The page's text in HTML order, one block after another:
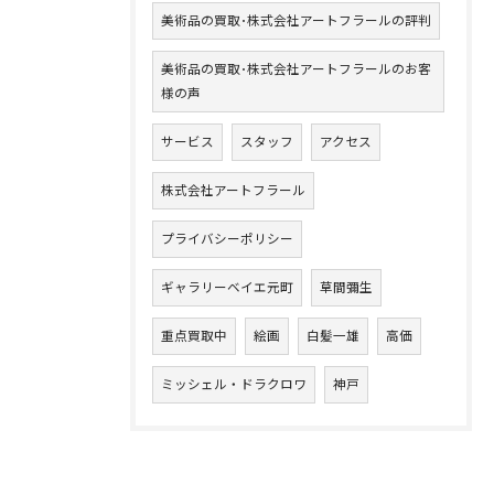
美術品の買取･株式会社アートフラールの評判
美術品の買取･株式会社アートフラールのお客
様の声
サービス スタッフ アクセス
株式会社アートフラール
プライバシーポリシー
ギャラリーベイエ元町 草間彌生
重点買取中 絵画 白髪一雄 高価
ミッシェル・ドラクロワ 神戸